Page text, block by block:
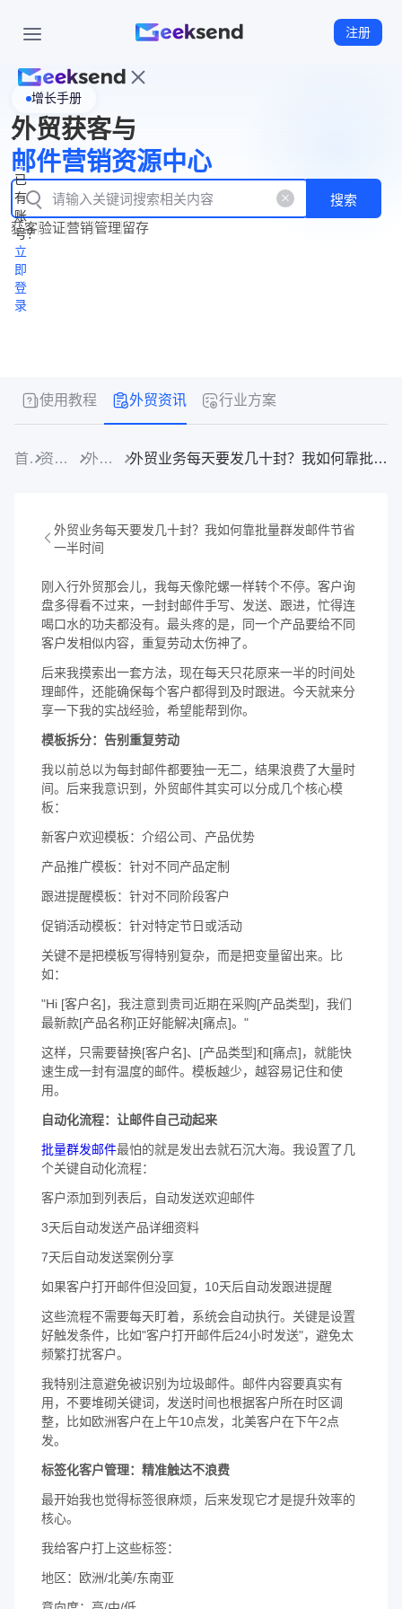
注册
页
WhatsApp
企业号
New
产
品
功
能
产
品
价
格
资
源
中
心
立
即
注
册
已
有
账
号？
立
即
登
录
增长手册
外贸获客与
邮件营销资源中心
搜索
获客验证营销管理留存
使用教程 外贸资讯 行业方案
首页 资源中心 外贸资讯 外贸业务每天要发几十封？我如何靠批量群发邮件节省一半时间
外贸业务每天要发几十封？我如何靠批量群发邮件节省
一半时间
刚入行外贸那会儿，我每天像陀螺一样转个不停。客户询
盘多得看不过来，一封封邮件手写、发送、跟进，忙得连
喝口水的功夫都没有。最头疼的是，同一个产品要给不同
客户发相似内容，重复劳动太伤神了。
后来我摸索出一套方法，现在每天只花原来一半的时间处
理邮件，还能确保每个客户都得到及时跟进。今天就来分
享一下我的实战经验，希望能帮到你。
模板拆分：告别重复劳动
我以前总以为每封邮件都要独一无二，结果浪费了大量时
间。后来我意识到，外贸邮件其实可以分成几个核心模
板：
新客户欢迎模板：介绍公司、产品优势
产品推广模板：针对不同产品定制
跟进提醒模板：针对不同阶段客户
促销活动模板：针对特定节日或活动
关键不是把模板写得特别复杂，而是把变量留出来。比
如：
"Hi [客户名]，我注意到贵司近期在采购[产品类型]，我们
最新款[产品名称]正好能解决[痛点]。"
这样，只需要替换[客户名]、[产品类型]和[痛点]，就能快
速生成一封有温度的邮件。模板越少，越容易记住和使
用。
自动化流程：让邮件自己动起来
批量群发邮件最怕的就是发出去就石沉大海。我设置了几
个关键自动化流程：
客户添加到列表后，自动发送欢迎邮件
3天后自动发送产品详细资料
7天后自动发送案例分享
如果客户打开邮件但没回复，10天后自动发跟进提醒
这些流程不需要每天盯着，系统会自动执行。关键是设置
好触发条件，比如"客户打开邮件后24小时发送"，避免太
频繁打扰客户。
我特别注意避免被识别为垃圾邮件。邮件内容要真实有
用，不要堆砌关键词，发送时间也根据客户所在时区调
整，比如欧洲客户在上午10点发，北美客户在下午2点
发。
标签化客户管理：精准触达不浪费
最开始我也觉得标签很麻烦，后来发现它才是提升效率的
核心。
我给客户打上这些标签：
地区：欧洲/北美/东南亚